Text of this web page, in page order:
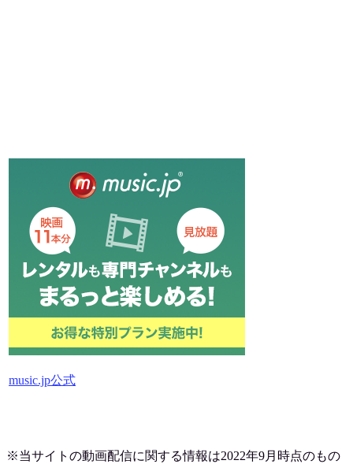
music.jp公式
※当サイトの動画配信に関する情報は2022年9月時点のもの